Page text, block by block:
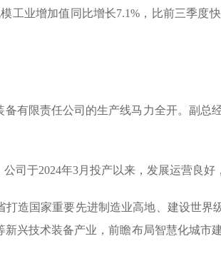
工业增加值同比增长7.1%，比前三季度
有限责任公司的生产线马力全开。副总
司于2024年3月投产以来，发展运营良好
造国家重要先进制造业高地、建设世界
兴技术装备产业，前瞻布局智慧化城市